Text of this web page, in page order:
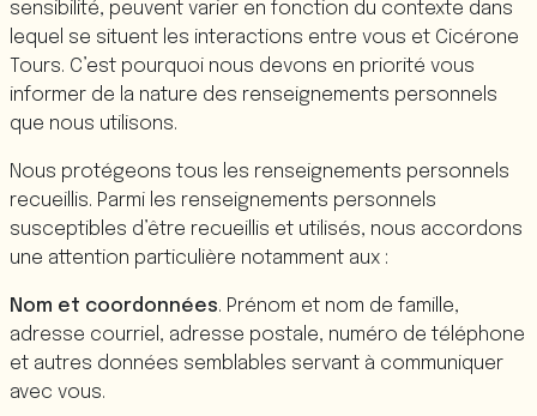
sensibilité, peuvent varier en fonction du contexte dans
lequel se situent les interactions entre vous et Cicérone
Tours. C’est pourquoi nous devons en priorité vous
informer de la nature des renseignements personnels
que nous utilisons.
Nous protégeons tous les renseignements personnels
recueillis. Parmi les renseignements personnels
susceptibles d’être recueillis et utilisés, nous accordons
une attention particulière notamment aux :
Nom et coordonnées. Prénom et nom de famille,
adresse courriel, adresse postale, numéro de téléphone
et autres données semblables servant à communiquer
avec vous.